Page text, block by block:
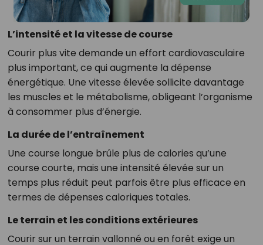
L’intensité et la vitesse de course
Courir plus vite demande un effort cardiovasculaire
plus important, ce qui augmente la dépense
énergétique. Une vitesse élevée sollicite davantage
les muscles et le métabolisme, obligeant l’organisme
à consommer plus d’énergie.
La durée de l’entraînement
Une course longue brûle plus de calories qu’une
course courte, mais une intensité élevée sur un
temps plus réduit peut parfois être plus efficace en
termes de dépenses caloriques totales.
Le terrain et les conditions extérieures
Courir sur un terrain vallonné ou en forêt exige un